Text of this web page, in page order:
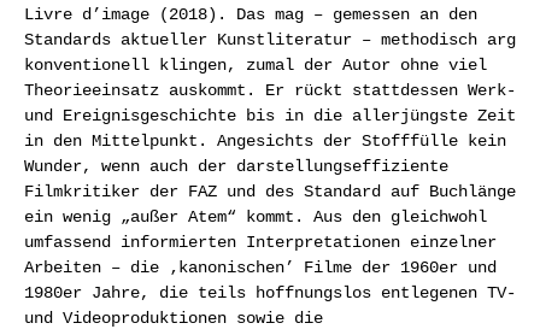
Livre d’image (2018). Das mag – gemessen an den
Standards aktueller Kunstliteratur – methodisch arg
konventionell klingen, zumal der Autor ohne viel
Theorieeinsatz auskommt. Er rückt stattdessen Werk-
und Ereignisgeschichte bis in die allerjüngste Zeit
in den Mittelpunkt. Angesichts der Stofffülle kein
Wunder, wenn auch der darstellungseffiziente
Filmkritiker der FAZ und des Standard auf Buchlänge
ein wenig „außer Atem“ kommt. Aus den gleichwohl
umfassend informierten Interpretationen einzelner
Arbeiten – die ‚kanonischen’ Filme der 1960er und
1980er Jahre, die teils hoffnungslos entlegenen TV-
und Videoproduktionen sowie die